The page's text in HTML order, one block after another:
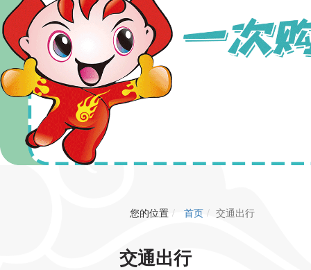
您的位置 首页 交通出行
交通出行